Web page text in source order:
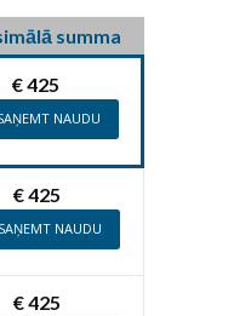
summa
€ 425
NAUDU
€ 425
NAUDU
€ 425